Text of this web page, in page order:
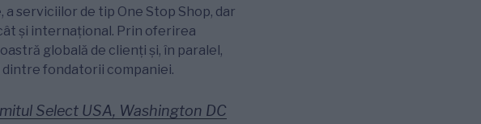
serviciilor de tip One Stop Shop, dar
și internațional. Prin oferirea
globală de clienți și, în paralel,
dintre fondatorii companiei.
Select USA, Washington DC